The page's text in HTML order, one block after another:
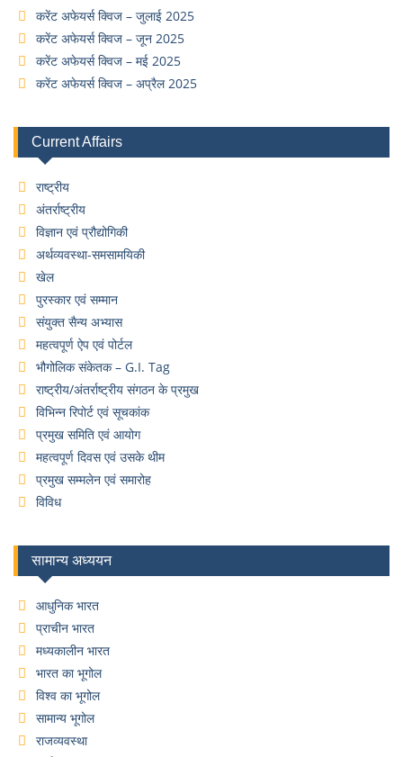
करेंट अफेयर्स क्विज – जुलाई 2025
करेंट अफेयर्स क्विज – जून 2025
करेंट अफेयर्स क्विज – मई 2025
करेंट अफेयर्स क्विज – अप्रैल 2025
Current Affairs
राष्ट्रीय
अंतर्राष्ट्रीय
विज्ञान एवं प्रौद्योगिकी
अर्थव्यवस्था-समसामयिकी
खेल
पुरस्कार एवं सम्मान
संयुक्त सैन्य अभ्यास
महत्वपूर्ण ऐप एवं पोर्टल
भौगोलिक संकेतक – G.I. Tag
राष्ट्रीय/अंतर्राष्ट्रीय संगठन के प्रमुख
विभिन्न रिपोर्ट एवं सूचकांक
प्रमुख समिति एवं आयोग
महत्वपूर्ण दिवस एवं उसके थीम
प्रमुख सम्मलेन एवं समारोह
विविध
सामान्य अध्ययन
आधुनिक भारत
प्राचीन भारत
मध्यकालीन भारत
भारत का भूगोल
विश्व का भूगोल
सामान्य भूगोल
राजव्यवस्था